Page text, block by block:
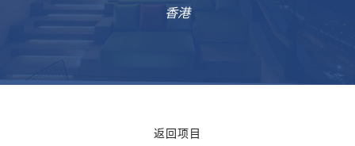
香港
返回项目